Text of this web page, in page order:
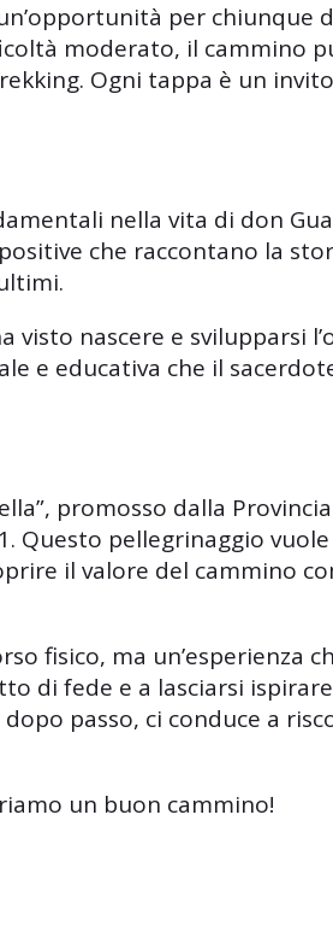
per chiunque
moderato, il cammino
Ogni tappa è un
nella vita di don
che raccontano la
nascere e svilupparsi
e educativa che il
promosso dalla
Questo pellegrinaggio
il valore del cammino
fisico, ma un’esperienza
di fede e a lasciarsi
passo, ci conduce a
un buon cammino!